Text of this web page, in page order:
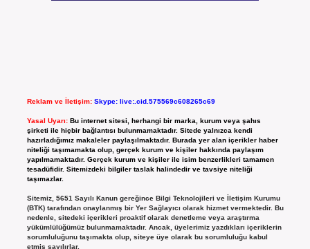
Reklam ve İletişim: Skype: live:.cid.575569c608265c69
Yasal Uyarı: Bu internet sitesi, herhangi bir marka, kurum veya şahıs
şirketi ile hiçbir bağlantısı bulunmamaktadır. Sitede yalnızca kendi
hazırladığımız makaleler paylaşılmaktadır. Burada yer alan içerikler haber
niteliği taşımamakta olup, gerçek kurum ve kişiler hakkında paylaşım
yapılmamaktadır. Gerçek kurum ve kişiler ile isim benzerlikleri tamamen
tesadüfidir. Sitemizdeki bilgiler taslak halindedir ve tavsiye niteliği
taşımazlar.
Sitemiz, 5651 Sayılı Kanun gereğince Bilgi Teknolojileri ve İletişim Kurumu
(BTK) tarafından onaylanmış bir Yer Sağlayıcı olarak hizmet vermektedir. Bu
nedenle, sitedeki içerikleri proaktif olarak denetleme veya araştırma
yükümlülüğümüz bulunmamaktadır. Ancak, üyelerimiz yazdıkları içeriklerin
sorumluluğunu taşımakta olup, siteye üye olarak bu sorumluluğu kabul
etmiş sayılırlar.